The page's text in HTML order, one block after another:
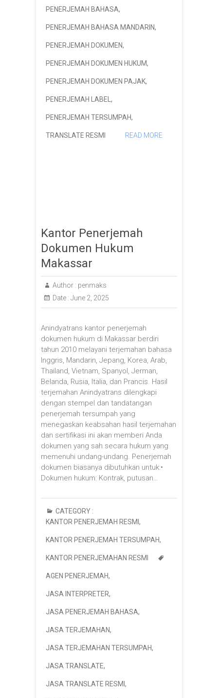
PENERJEMAH BAHASA,
PENERJEMAH BAHASA MANDARIN,
PENERJEMAH DOKUMEN,
PENERJEMAH DOKUMEN HUKUM,
PENERJEMAH DOKUMEN PAJAK,
PENERJEMAH LABEL ,
PENERJEMAH TERSUMPAH,
TRANSLATE RESMI READ MORE
Kantor Penerjemah
Dokumen Hukum
Makassar
Author : penmaks
Date : June 2, 2025
Anindyatrans kantor penerjemah
dokumen hukum di Makassar berdiri
tahun 2010 melayani terjemahan bahasa
Inggris, Mandarin, Jepang, Korea, Arab,
Thailand, Vietnam, Spanyol, Jerman,
Belanda, Rusia, Italia, dan Prancis. Hasil
terjemahan Anindyatrans dilengkapi
dengan stempel dan tandatangan
penerjemah tersumpah yang
menegaskan keabsahan hasil terjemahan
dan sertifikasi ini akan memberi Anda
dokumen yang sah secara hukum yang
memenuhi undang-undang. Penerjemah
dokumen biasanya dibutuhkan untuk:•
Dokumen hukum: Kontrak, putusan…
CATEGORY :
KANTOR PENERJEMAH RESMI ,
KANTOR PENERJEMAH TERSUMPAH,
KANTOR PENERJEMAHAN RESMI
AGEN PENERJEMAH,
JASA INTERPRETER,
JASA PENERJEMAH BAHASA,
JASA TERJEMAHAN,
JASA TERJEMAHAN TERSUMPAH,
JASA TRANSLATE,
JASA TRANSLATE RESMI ,